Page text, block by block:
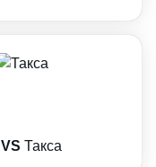
VS Такса